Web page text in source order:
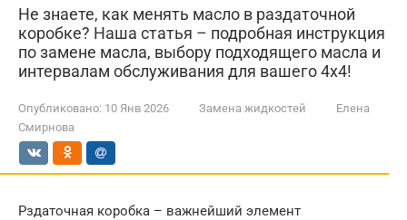
Не знаете, как менять масло в раздаточной
коробке? Наша статья – подробная инструкция
по замене масла, выбору подходящего масла и
интервалам обслуживания для вашего 4x4!
Опубликовано: 10 Янв 2026 Замена жидкостей
Елена
Смирнова
Рздаточная коробка – важнейший элемент